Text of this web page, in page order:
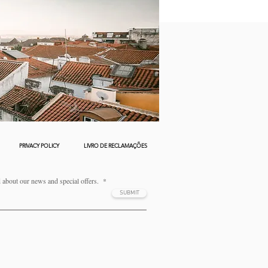
PRIVACY POLICY LIVRO DE RECLAMAÇÕES
our news and special offers.
SUBMIT